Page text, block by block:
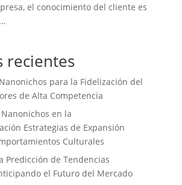
el conocimiento del cliente es
recientes
para la Fidelización del
de Alta Competencia
en la
Estrategias de Expansión
Culturales
Predicción de Tendencias
el Futuro del Mercado